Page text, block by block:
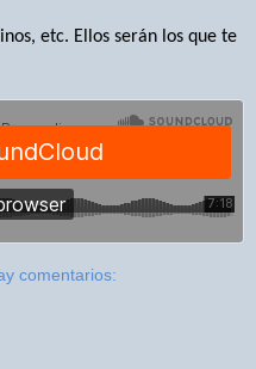
etc. Ellos serán los que te
comentarios: